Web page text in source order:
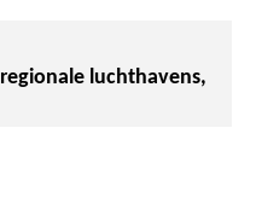
luchthavens,